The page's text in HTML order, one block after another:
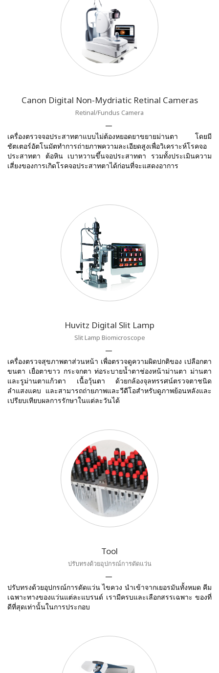
Canon Digital Non-Mydriatic Retinal Cameras
Retinal/Fundus Camera
เครื่องตรวจจอประสาทตาแบบไม่ต้องหยอดยาขยายม่านตา โดยมี
ชัตเตอร์อัตโนมัตทำการถ่ายภาพความละเอียดสูงเพื่อวิเคราะห์โรคจอ
ประสาทตา ต้อหิน เบาหวานขึ้นจอประสาทตา รวมทั้งประเมินความ
เสี่ยงของการเกิดโรคจอประสาทตาได้ก่อนที่จะแสดงอาการ
Huvitz Digital Slit Lamp
Slit Lamp Biomicroscope
เครื่องตรวจสุขภาพตาส่วนหน้า เพื่อตรวจดูความผิดปกติของ เปลือกตา
ขนตา เยื่อตาขาว กระจกตา ท่อระบายน้ำตาช่องหน้าม่านตา ม่านตา
และรูม่านตาแก้วตา เนื้อวุ้นตา ด้วยกล้องจุลทรรศน์ตรวจตาชนิด
ลำแสงแคบ และสามารถถ่ายภาพและวีดีโอสำหรับดูภาพย้อนหลังและ
เปรียบเทียบผลการรักษาในแต่ละวันได้
Tool
ปรับทรงด้วยอุปกรณ์การดัดแว่น
ปรับทรงด้วยอุปกรณ์การดัดแว่น ไขควง นำเข้าจากเยอรมันทั้งหมด คีม
เฉพาะทางของแว่นแต่ละแบรนด์ เรามีครบและเลือกสรรเฉพาะ ของที่
ดีที่สุดเท่านั้นในการประกอบ